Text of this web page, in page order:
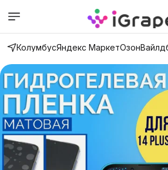
КолумбусЯндекс МаркетОзон